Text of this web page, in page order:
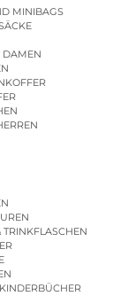
MINIBAGS
DAMEN